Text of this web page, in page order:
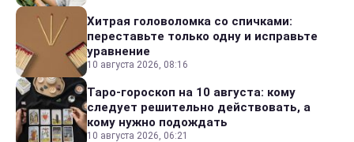
Хитрая головоломка со спичками:
переставьте только одну и исправьте
уравнение
10 августа 2026, 08:16
Таро-гороскоп на 10 августа: кому
следует решительно действовать, а
кому нужно подождать
10 августа 2026, 06:21